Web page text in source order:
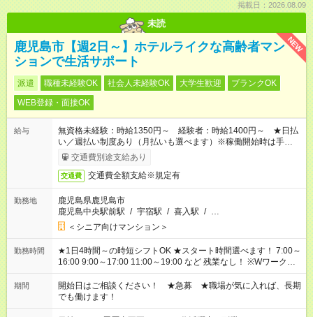
掲載日：2026.08.09
未読
NEW
鹿児島市【週2日～】ホテルライクな高齢者マン
ションで生活サポート
派遣 職種未経験OK 社会人未経験OK 大学生歓迎
ブランクOK
WEB登録・面接OK
給与
無資格未経験：時給1350円～ 経験者：時給1400円～ ★日払
い／週払い制度あり（月払いも選べます）※稼働開始時は手続き
完了次第のお支払いとなります。
交通費別途支給あり
交通費 交通費全額支給※規定有
勤務地
鹿児島県鹿児島市
鹿児島中央駅前駅 / 宇宿駅 / 喜入駅 / …
＜シニア向けマンション＞
勤務時間
★1日4時間～の時短シフトOK ★スタート時間選べます！ 7:00～
16:00 9:00～17:00 11:00～19:00 など 残業なし！ ※Wワークの
場合、他のお仕事と合わせ週40時間超の就業はご案内できませ
ん ※法令に基づき、週20時間以上勤務は社会保険への加入対象
となります ※労働者派遣法（日雇い派遣の原則禁止）により、
短時間・短期間の就業はご案内が難しい場合があります
期間
開始日はご相談ください！ ★急募 ★職場が気に入れば、長期
でも働けます！